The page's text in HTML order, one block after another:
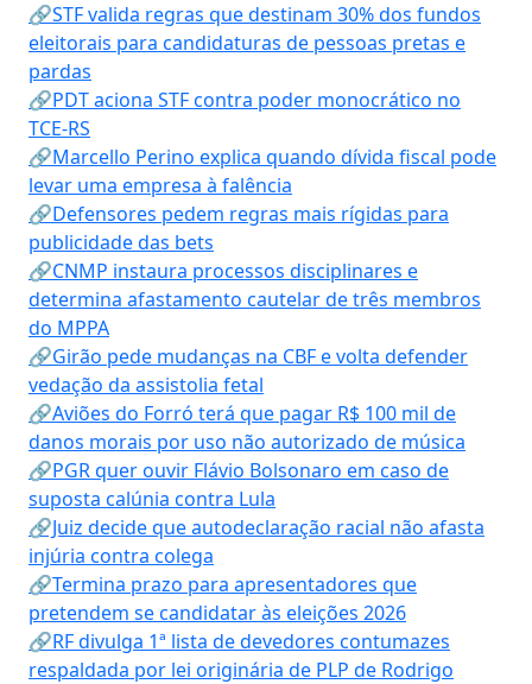
🔗STF valida regras que destinam 30% dos fundos
eleitorais para candidaturas de pessoas pretas e
pardas
🔗PDT aciona STF contra poder monocrático no
TCE-RS
🔗Marcello Perino explica quando dívida fiscal pode
levar uma empresa à falência
🔗Defensores pedem regras mais rígidas para
publicidade das bets
🔗CNMP instaura processos disciplinares e
determina afastamento cautelar de três membros
do MPPA
🔗Girão pede mudanças na CBF e volta defender
vedação da assistolia fetal
🔗Aviões do Forró terá que pagar R$ 100 mil de
danos morais por uso não autorizado de música
🔗PGR quer ouvir Flávio Bolsonaro em caso de
suposta calúnia contra Lula
🔗Juiz decide que autodeclaração racial não afasta
injúria contra colega
🔗Termina prazo para apresentadores que
pretendem se candidatar às eleições 2026
🔗RF divulga 1ª lista de devedores contumazes
respaldada por lei originária de PLP de Rodrigo